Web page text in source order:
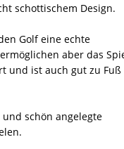
schottischem Design.
Golf eine echte
aber das
und ist auch gut zu Fuß
schön angelegte